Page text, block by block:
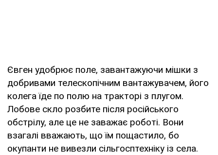
Євген удобрює поле, завантажуючи мішки з
добривами телескопічним вантажувачем, його
колега їде по полю на тракторі з плугом.
Лобове скло розбите після російського
обстрілу, але це не заважає роботі. Вони
взагалі вважають, що їм пощастило, бо
окупанти не вивезли сільгосптехніку із села.